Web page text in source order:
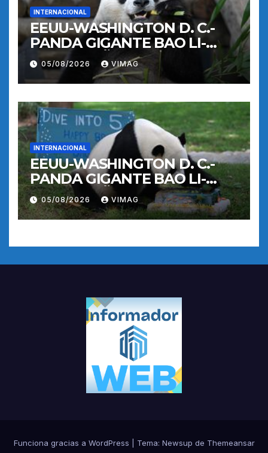
INTERNACIONAL
EEUU-WASHINGTON D. C.-
PANDA GIGANTE BAO LI-
CUMPLEAÑOS
05/08/2026 VIMAG
INTERNACIONAL
EEUU-WASHINGTON D. C.-
PANDA GIGANTE BAO LI-
CUMPLEAÑOS
05/08/2026 VIMAG
Funciona gracias a WordPress Tema: Newsup de Themeansar